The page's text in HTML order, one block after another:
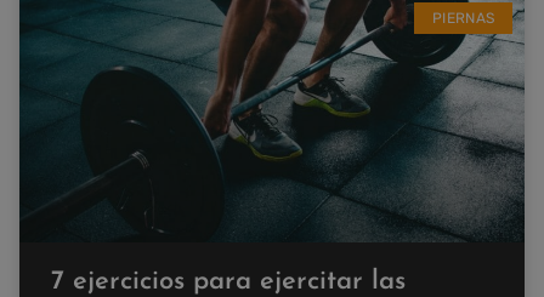
PIERNAS
7 ejercicios para ejercitar las